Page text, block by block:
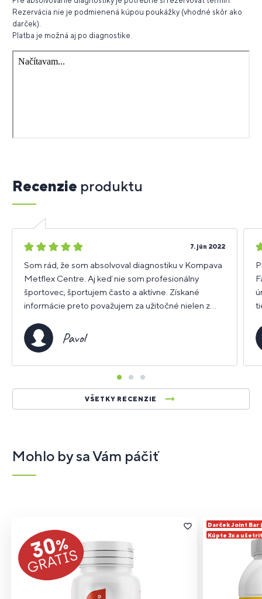
Rezervácia nie je podmienená kúpou poukážky (vhodné skôr ako
darček).
Platba je možná aj po diagnostike.
Recenzie produktu
VŠETKY RECENZIE
5
7. jún 2022
Som rád, že som absolvoval diagnostiku v Kompava
Metflex Centre. Aj keď nie som profesionálny
športovec, športujem často a aktívne. Získané
informácie preto považujem za užitočné nielen z
zdravotného prínosu športu ako takého. Teším sa na
ďalšiu návštevu.
Pavol
5
Mohlo by sa Vám páčiť
Darček Joint Bar
Kúpte 3x a